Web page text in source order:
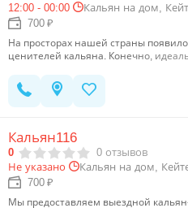
12:00 - 00:00
Кальян на дом,
700 ₽
На просторах нашей страны
ценителей кальяна. Конечно,
самые разные. Однако в любой
этого достаточно заказать
Кальян116
0 0 отзывов
Не указано
Кальян на дом,
700 ₽
Мы предоставляем выездной